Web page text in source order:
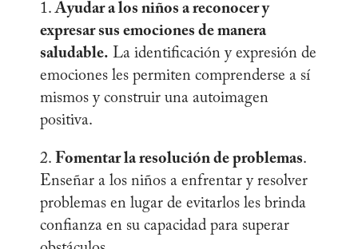
1.Ayudar a los niños a reconocer y
expresar sus emociones de manera
saludable. La identificación y expresión de
emociones les permiten comprenderse a sí
mismos y construir una autoimagen
positiva.
2. Fomentar la resolución de problemas.
Enseñar a los niños a enfrentar y resolver
problemas en lugar de evitarlos les brinda
confianza en su capacidad para superar